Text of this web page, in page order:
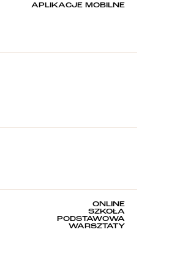
APLIKACJE MOBILNE
ONLINE
SZKOŁA
PODSTAWOWA
WARSZTATY